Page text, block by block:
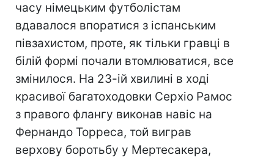
часу німецьким футболістам
вдавалося впоратися з іспанським
півзахистом, проте, як тільки гравці в
білій формі почали втомлюватися, все
змінилося. На 23-ій хвилині в ході
красивої багатоходовки Серхіо Рамос
з правого флангу виконав навіс на
Фернандо Торреса, той виграв
верхову боротьбу у Мертесакера,